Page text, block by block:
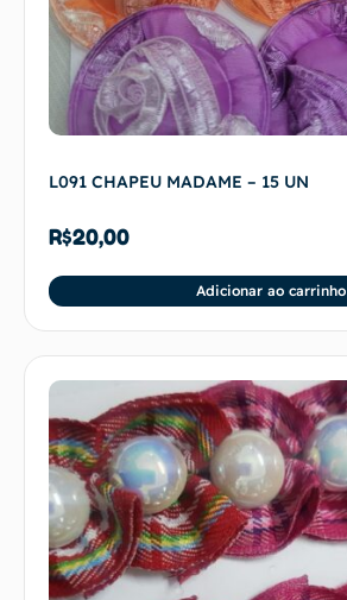
L091 CHAPEU MADAME – 15 UN
R$20,00
Adicionar ao carrinho